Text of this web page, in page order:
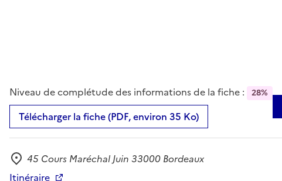
Niveau de complétude des informations de la fiche : 28%
Télécharger la fiche (PDF, environ 35 Ko)
Adresse
45 Cours Maréchal Juin 33000 Bordeaux
Itinéraire